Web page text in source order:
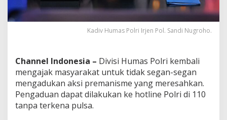
e
a
n
m
e
M
e
l
a
Kadiv Humas Polri Irjen Pol. Sandi Nugroho.
Channel Indonesia – Divisi Humas Polri kembali
mengajak masyarakat untuk tidak segan-segan
mengadukan aksi premanisme yang meresahkan.
Pengaduan dapat dilakukan ke hotline Polri di 110
tanpa terkena pulsa.